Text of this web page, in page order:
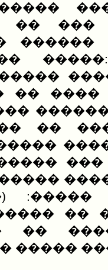
������
��� ��
������
�� ����
��
���
�����:
��
��
�����